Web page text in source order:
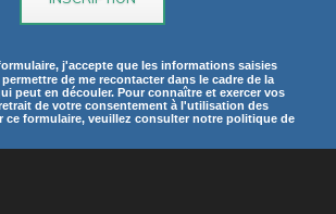
j'accepte que les informations saisies
de me recontacter dans le cadre de la
peut en découler. Pour connaître et exercer vos
de votre consentement à l'utilisation des
ce formulaire, veuillez consulter notre politique de